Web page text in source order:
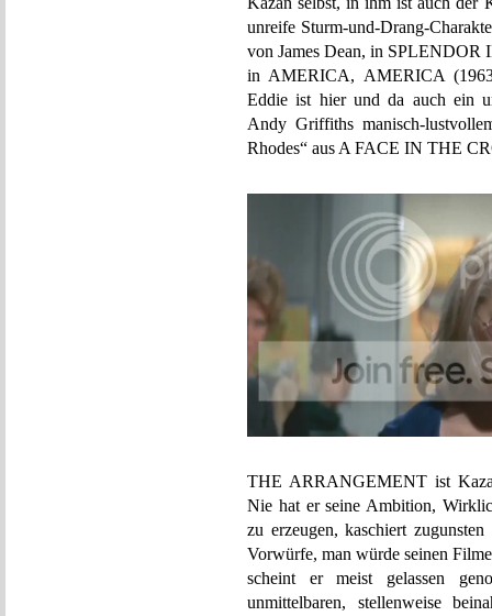
unreife Sturm-und-Drang-
von James Dean, in
in AMERICA, AMERICA
Eddie ist hier und da auch ein
Andy Griffiths manisch-
Rhodes“ aus A FACE IN THE
THE ARRANGEMENT ist
Nie hat er seine Ambition,
zu erzeugen, kaschiert
Vorwürfe, man würde seinen
scheint er meist gelassen
unmittelbaren, stellenweise